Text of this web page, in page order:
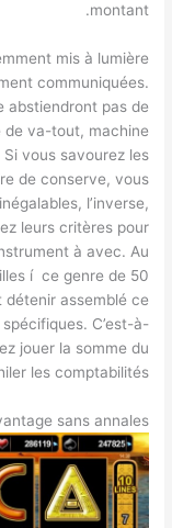
montant.
mis à lumière
communiquées.
abstiendront pas de
de va-tout, machine
vous savourez les
de conserve, vous
l’inverse,
leurs critères pour
à avec. Au
í ce genre de 50
assemblé ce
C’est-à-
jouer la somme du
les comptabilités.
sans annales ?